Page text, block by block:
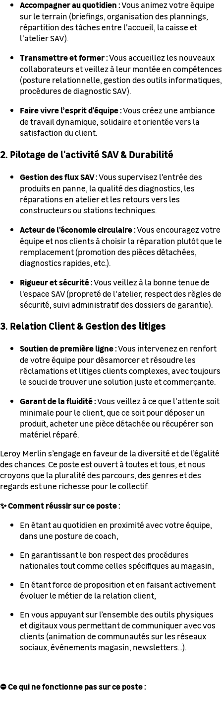
Accompagner au quotidien :Vous animez votre équipe
sur le terrain (briefings, organisation des plannings,
répartition des tâches entre l'accueil, la caisse et
l'atelier SAV).
Transmettre et former :Vous accueillez les nouveaux
collaborateurs et veillez à leur montée en compétences
(posture relationnelle, gestion des outils informatiques,
procédures de diagnostic SAV).
Faire vivre l’esprit d'équipe :Vous créez une ambiance
de travail dynamique, solidaire et orientée vers la
satisfaction du client.
2. Pilotage de l'activité SAV & Durabilité
Gestion des flux SAV :Vous supervisez l'entrée des
produits en panne, la qualité des diagnostics, les
réparations en atelier et les retours vers les
constructeurs ou stations techniques.
Acteur de l'économie circulaire :Vous encouragez votre
équipe et nos clients à choisir la réparation plutôt que le
remplacement (promotion des pièces détachées,
diagnostics rapides, etc.).
Rigueur et sécurité :Vous veillez à la bonne tenue de
l'espace SAV (propreté de l'atelier, respect des règles de
sécurité, suivi administratif des dossiers de garantie).
3. Relation Client & Gestion des litiges
Soutien de première ligne :Vous intervenez en renfort
de votre équipe pour désamorcer et résoudre les
réclamations et litiges clients complexes, avec toujours
le souci de trouver une solution juste et commerçante.
Garant de la fluidité :Vous veillez à ce que l'attente soit
minimale pour le client, que ce soit pour déposer un
produit, acheter une pièce détachée ou récupérer son
matériel réparé.
Leroy Merlin s’engage en faveur de la diversité et de l’égalité
des chances. Ce poste est ouvert à toutes et tous, et nous
croyons que la pluralité des parcours, des genres et des
regards est une richesse pour le collectif.
✨ Comment réussir sur ce poste :
En étant au quotidien en proximité avec votre équipe,
dans une posture de coach,
En garantissant le bon respect des procédures
nationales tout comme celles spécifiques au magasin,
En étant force de proposition et en faisant activement
évoluer le métier de la relation client,
En vous appuyant sur l’ensemble des outils physiques
et digitaux vous permettant de communiquer avec vos
clients (animation de communautés sur les réseaux
sociaux, événements magasin, newsletters…).
⛔ Ce qui ne fonctionne pas sur ce poste :